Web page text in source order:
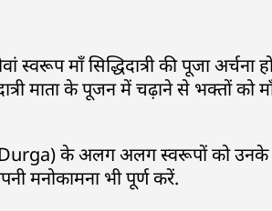
स्वरूप माँ सिद्धिदात्री की पूजा
माता के पूजन में चढ़ाने से भक्तों
Durga) के अलग अलग स्वरूपों को उनके
मनोकामना भी पूर्ण करें.